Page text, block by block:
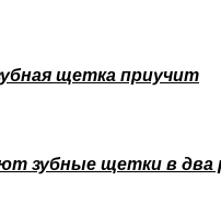
щетка приучит
зубные щетки в два